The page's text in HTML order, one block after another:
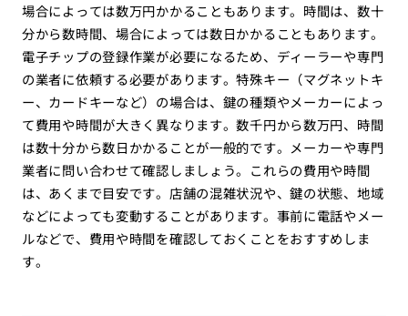
場合によっては数万円かかることもあります。時間は、数十
分から数時間、場合によっては数日かかることもあります。
電子チップの登録作業が必要になるため、ディーラーや専門
の業者に依頼する必要があります。特殊キー（マグネットキ
ー、カードキーなど）の場合は、鍵の種類やメーカーによっ
て費用や時間が大きく異なります。数千円から数万円、時間
は数十分から数日かかることが一般的です。メーカーや専門
業者に問い合わせて確認しましょう。これらの費用や時間
は、あくまで目安です。店舗の混雑状況や、鍵の状態、地域
などによっても変動することがあります。事前に電話やメー
ルなどで、費用や時間を確認しておくことをおすすめしま
す。